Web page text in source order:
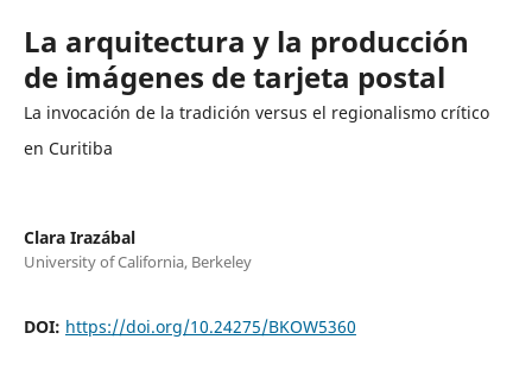
La arquitectura y la producción
de imágenes de tarjeta postal
La invocación de la tradición versus el regionalismo crítico
en Curitiba
Clara Irazábal
University of California, Berkeley
DOI: https://doi.org/10.24275/BKOW5360